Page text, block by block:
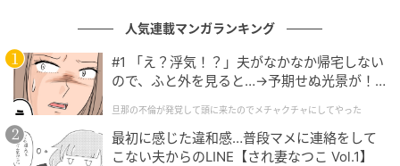
人気連載マンガランキング
#1 「え？浮気！？」夫がなかなか帰宅しない
ので、ふと外を見ると…→予期せぬ光景が！
クチャにしてやった
旦那の不倫が発覚して頭に来たのでメチャクチャにしてやった
最初に感じた違和感…普段マメに連絡をして
こない夫からのLINE【され妻なつこ Vol.1】